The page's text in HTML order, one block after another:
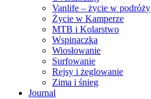
Vanlife – życie w podróży
Życie w Kamperze
MTB i Kolarstwo
Wspinaczka
Wiosłowanie
Surfowanie
Rejsy i żeglowanie
Zima i śnieg
Journal